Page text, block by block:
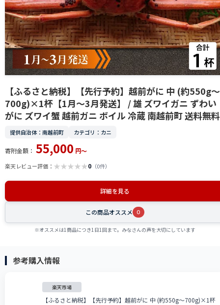
【ふるさと納税】【先行予約】越前がに 中 (約550g～
700g)×1杯【1月～3月発送】 / 雄 ズワイガニ ずわい
がに ズワイ蟹 越前ガニ ボイル 冷蔵 南越前町 送料無料
提供自治体：南越前町 カテゴリ：カニ
寄附金額： 55,000 円～
楽天レビュー評価： ★★★★★0 （0件）
詳細を見る
この商品オススメ 0
※オススメは1商品につき1日1回まで。みなさんの声を大切にしています
参考購入情報
楽天市場
【ふるさと納税】【先行予約】越前がに 中 (約550g～700g)×1杯